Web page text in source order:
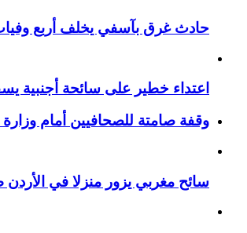
حادث غرق بآسفي يخلف أربع وفيات
اعتداء خطير على سائحة أجنبية
وقفة صامتة للصحافيين أمام وزارة
سائح مغربي يزور منزلا في الأردن